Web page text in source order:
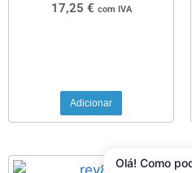
17,25 € com IVA
Adicionar
Olá! Como